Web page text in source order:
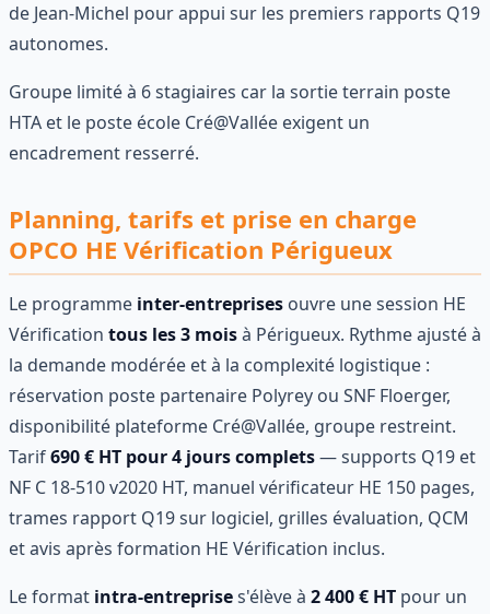
de Jean-Michel pour appui sur les premiers rapports Q19
autonomes.
Groupe limité à 6 stagiaires car la sortie terrain poste
HTA et le poste école Cré@Vallée exigent un
encadrement resserré.
Planning, tarifs et prise en charge
OPCO HE Vérification Périgueux
Le programme inter-entreprises ouvre une session HE
Vérification tous les 3 moisà Périgueux. Rythme ajusté à
la demande modérée et à la complexité logistique :
réservation poste partenaire Polyrey ou SNF Floerger,
disponibilité plateforme Cré@Vallée, groupe restreint.
Tarif690 € HT pour 4 jours complets— supports Q19 et
NF C 18-510 v2020 HT, manuel vérificateur HE 150 pages,
trames rapport Q19 sur logiciel, grilles évaluation, QCM
et avis après formation HE Vérification inclus.
Le format intra-entreprises'élève à 2 400 € HT pour un